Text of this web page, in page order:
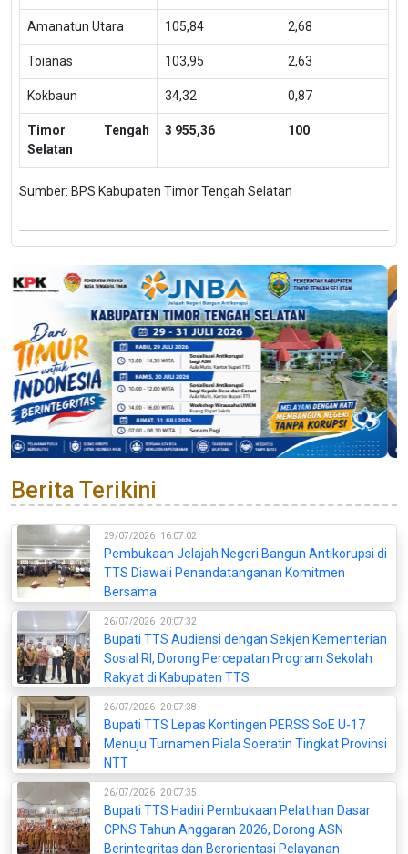
Amanatun Utara 105,84 2,68
Toianas 103,95 2,63
Kokbaun 34,32 0,87
Timor Tengah
Selatan
3 955,36 100
Sumber: BPS Kabupaten Timor Tengah Selatan
Previous Next
Berita Terikini
29/07/2026 16:07:02
Pembukaan Jelajah Negeri Bangun Antikorupsi di
TTS Diawali Penandatanganan Komitmen
Bersama
26/07/2026 20:07:32
Bupati TTS Audiensi dengan Sekjen Kementerian
Sosial RI, Dorong Percepatan Program Sekolah
Rakyat di Kabupaten TTS
26/07/2026 20:07:38
Bupati TTS Lepas Kontingen PERSS SoE U-17
Menuju Turnamen Piala Soeratin Tingkat Provinsi
NTT
26/07/2026 20:07:35
Bupati TTS Hadiri Pembukaan Pelatihan Dasar
CPNS Tahun Anggaran 2026, Dorong ASN
Berintegritas dan Berorientasi Pelayanan